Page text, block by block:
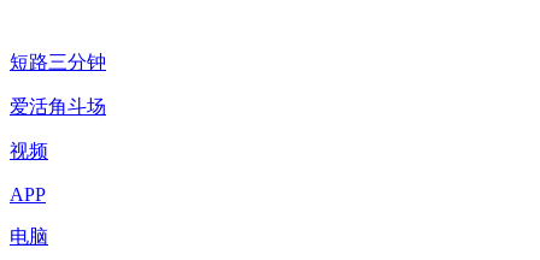
短路三分钟
爱活角斗场
视频
APP
电脑